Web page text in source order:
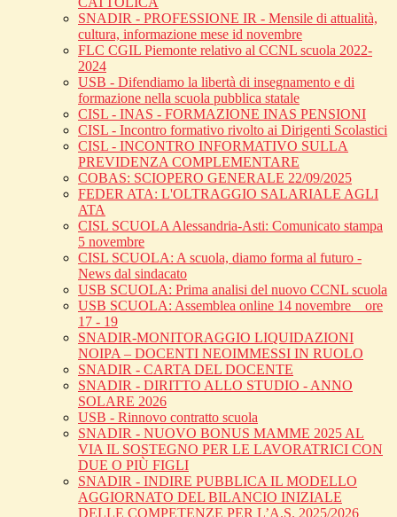
SNADIR - PROFESSIONE IR - Mensile di attualità,
cultura, informazione mese id novembre
FLC CGIL Piemonte relativo al CCNL scuola 2022-
2024
USB - Difendiamo la libertà di insegnamento e di
formazione nella scuola pubblica statale
CISL - INAS - FORMAZIONE INAS PENSIONI
CISL - Incontro formativo rivolto ai Dirigenti Scolastici
CISL - INCONTRO INFORMATIVO SULLA
PREVIDENZA COMPLEMENTARE
COBAS: SCIOPERO GENERALE 22/09/2025
FEDER ATA: L'OLTRAGGIO SALARIALE AGLI
ATA
CISL SCUOLA Alessandria-Asti: Comunicato stampa
5 novembre
CISL SCUOLA: A scuola, diamo forma al futuro -
News dal sindacato
USB SCUOLA: Prima analisi del nuovo CCNL scuola
USB SCUOLA: Assemblea online 14 novembre _ ore
17 - 19
SNADIR-MONITORAGGIO LIQUIDAZIONI
NOIPA – DOCENTI NEOIMMESSI IN RUOLO
SNADIR - CARTA DEL DOCENTE
SNADIR - DIRITTO ALLO STUDIO - ANNO
SOLARE 2026
USB - Rinnovo contratto scuola
SNADIR - NUOVO BONUS MAMME 2025 AL
VIA IL SOSTEGNO PER LE LAVORATRICI CON
DUE O PIÙ FIGLI
SNADIR - INDIRE PUBBLICA IL MODELLO
AGGIORNATO DEL BILANCIO INIZIALE
DELLE COMPETENZE PER L’A.S. 2025/2026